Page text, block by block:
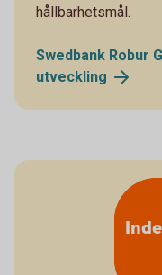
hållbarhetsmål.
Swedbank Robur
utveckling